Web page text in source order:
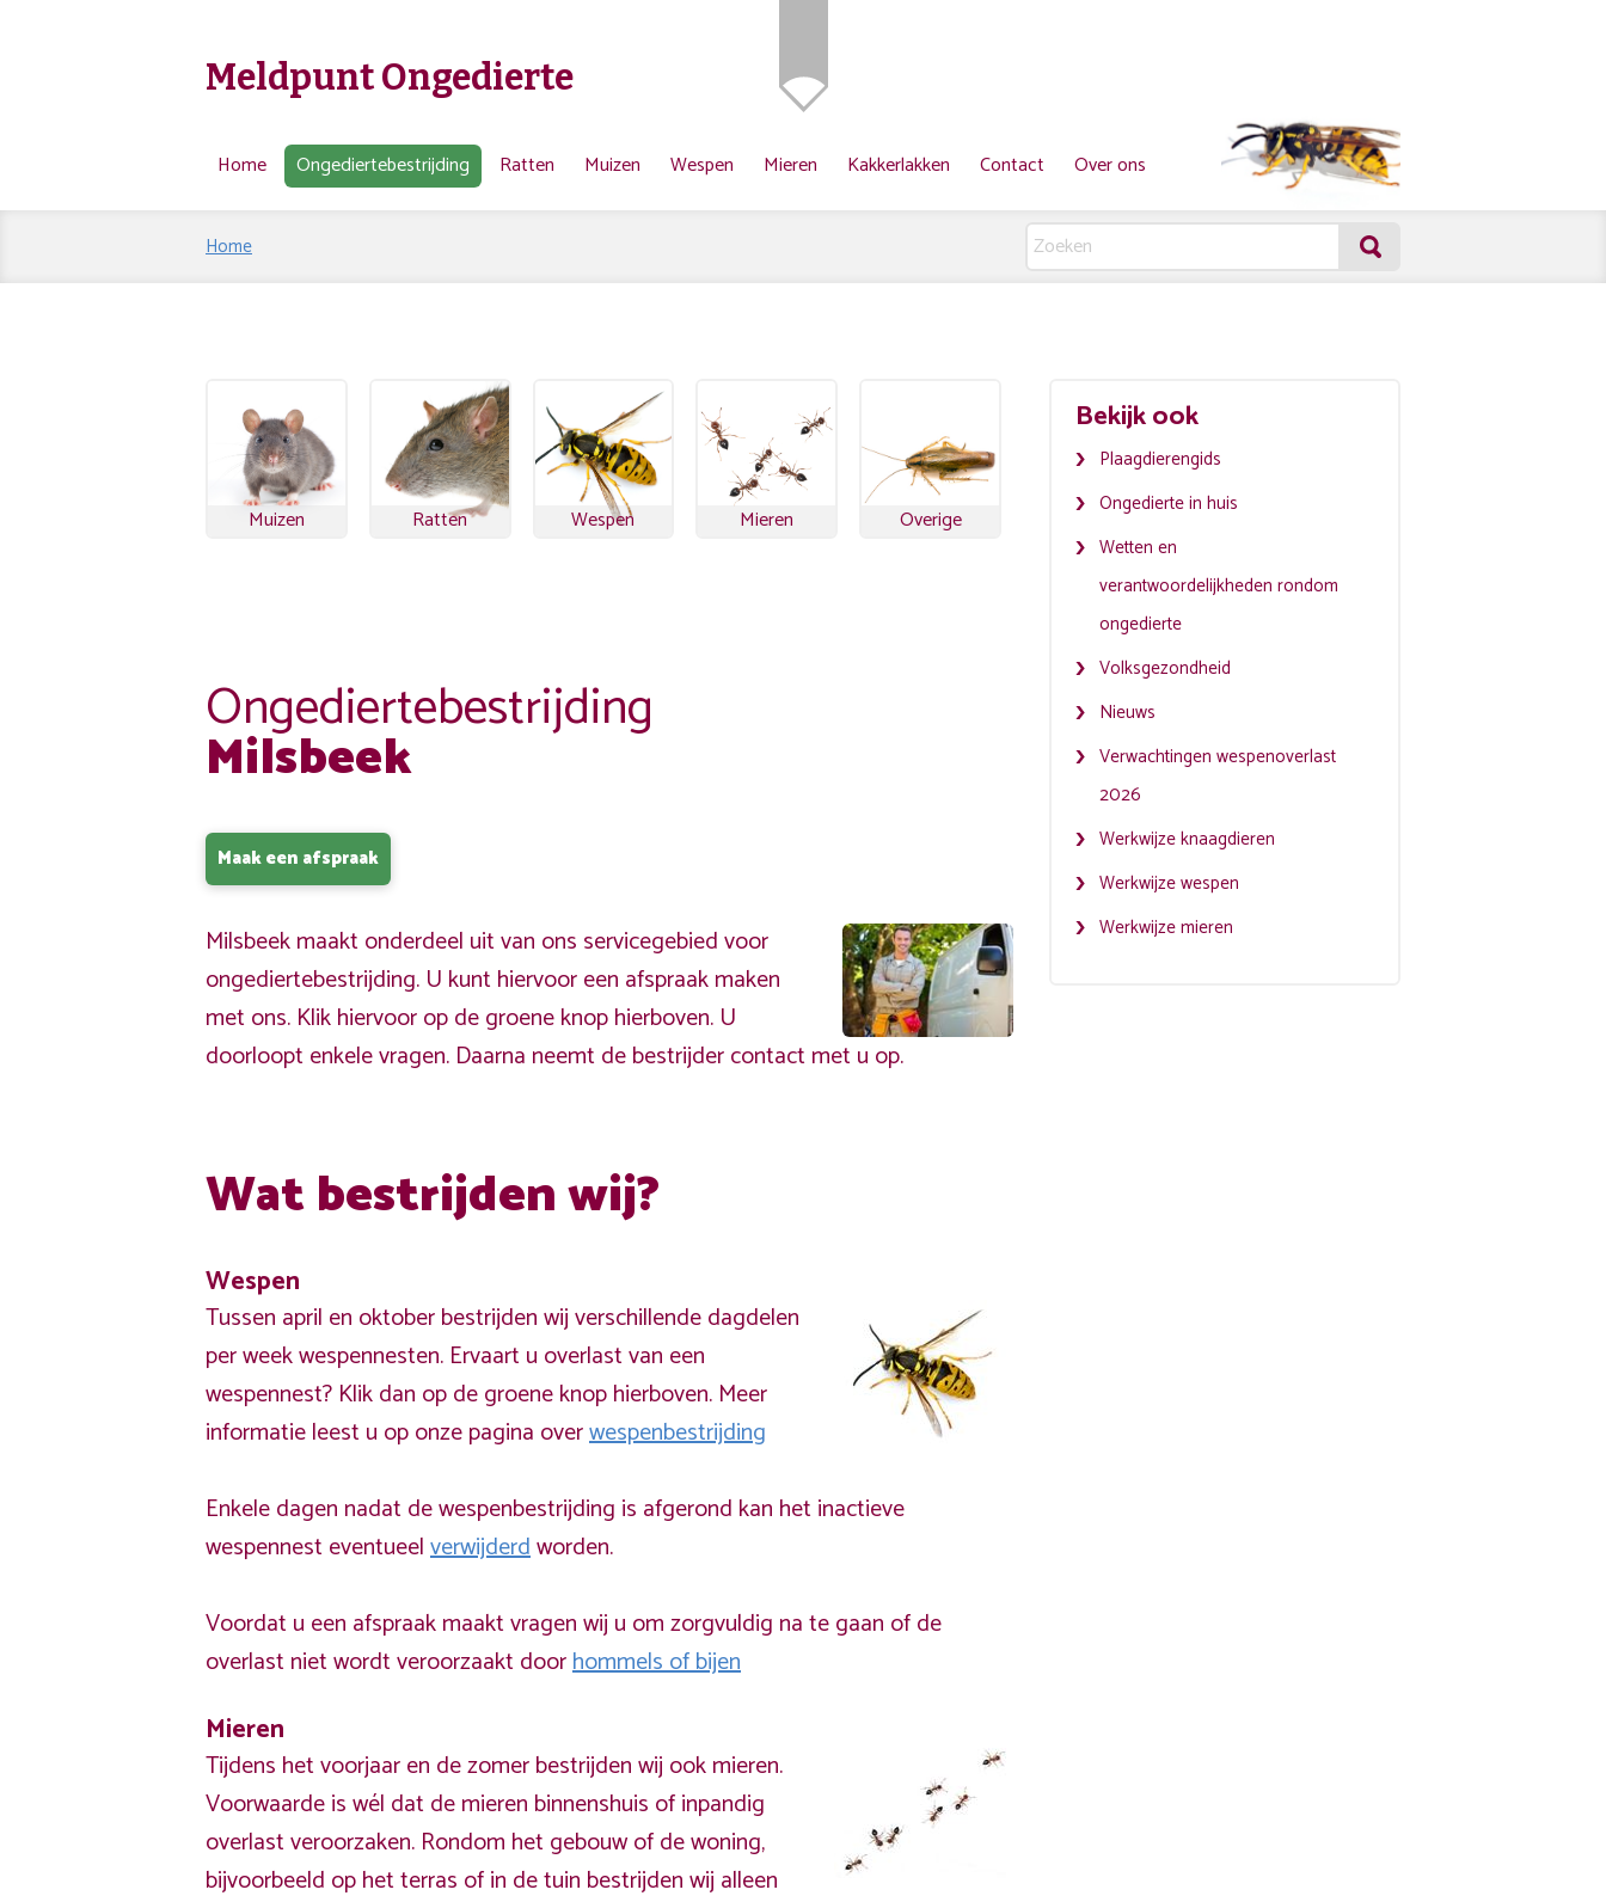
Meldpunt Ongedierte
Home Ongediertebestrijding Ratten Muizen Wespen Mieren Kakkerlakken Contact Over ons
Home
Muizen Ratten Wespen Mieren Overige
Ongediertebestrijding
Milsbeek
Maak een afspraak
Milsbeek maakt onderdeel uit van ons servicegebied voor
ongediertebestrijding. U kunt hiervoor een afspraak maken
met ons. Klik hiervoor op de groene knop hierboven. U
doorloopt enkele vragen. Daarna neemt de bestrijder contact met u op.
Wat bestrijden wij?
Wespen
Tussen april en oktober bestrijden wij verschillende dagdelen
per week wespennesten. Ervaart u overlast van een
wespennest? Klik dan op de groene knop hierboven. Meer
informatie leest u op onze pagina overwespenbestrijding
Enkele dagen nadat de wespenbestrijding is afgerond kan het inactieve
wespennest eventueelverwijderdworden.
Voordat u een afspraak maakt vragen wij u om zorgvuldig na te gaan of de
overlast niet wordt veroorzaakt doorhommels of bijen
Mieren
Tijdens het voorjaar en de zomer bestrijden wij ook mieren.
Voorwaarde is wél dat de mieren binnenshuis of inpandig
overlast veroorzaken. Rondom het gebouw of de woning,
bijvoorbeeld op het terras of in de tuin bestrijden wij alleen
Bekijk ook
Plaagdierengids
Ongedierte in huis
Wetten en
verantwoordelijkheden rondom
ongedierte
Volksgezondheid
Nieuws
Verwachtingen wespenoverlast
2026
Werkwijze knaagdieren
Werkwijze wespen
Werkwijze mieren